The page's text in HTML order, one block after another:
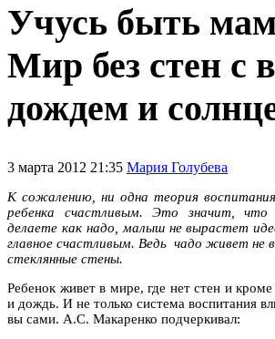
Учусь быть
Мир без стен с
дождем и
3 марта 2012 21:35 Мария Голубева
К сожалению, ни одна теория
ребенка счастливым. Это значит,
делаете как надо, малыш не вырастет
главное счастливым. Ведь чадо живет не в
стеклянные стены.
Ребенок живет в мире, где нет стен и
и дождь. И не только система воспитания
вы сами. А.С. Макаренко подчеркивал: